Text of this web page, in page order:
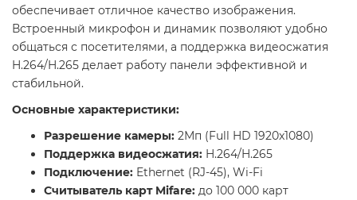
обеспечивает отличное качество изображения.
Встроенный микрофон и динамик позволяют удобно
общаться с посетителями, а поддержка видеосжатия
H.264/H.265 делает работу панели эффективной и
стабильной.
Основные характеристики:
Разрешение камеры: 2Мп (Full HD 1920x1080)
Поддержка видеосжатия: H.264/H.265
Подключение: Ethernet (RJ-45), Wi-Fi
Считыватель карт Mifare: до 100 000 карт